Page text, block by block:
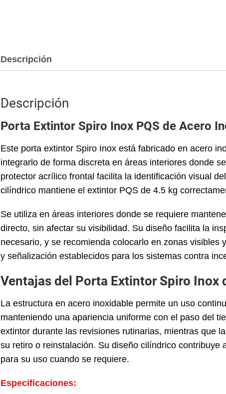
Descripción
Descripción
Porta Extintor Spiro Inox PQS de Acero
Este porta extintor Spiro Inox está fabricado en acero
integrarlo de forma discreta en áreas interiores donde
protector acrílico frontal facilita la identificación visual
cilíndrico mantiene el extintor PQS de 4.5 kg
Se utiliza en áreas interiores donde se requiere
directo, sin afectar su visibilidad. Su diseño facilita la
necesario, y se recomienda colocarlo en zonas
y señalización establecidos para los sistemas contra
Ventajas del Porta Extintor Spiro Inox
La estructura en acero inoxidable permite un uso
manteniendo una apariencia uniforme con el paso del
extintor durante las revisiones rutinarias, mientras que
su retiro o reinstalación. Su diseño cilíndrico
para su uso cuando se requiere.
Especificaciones: